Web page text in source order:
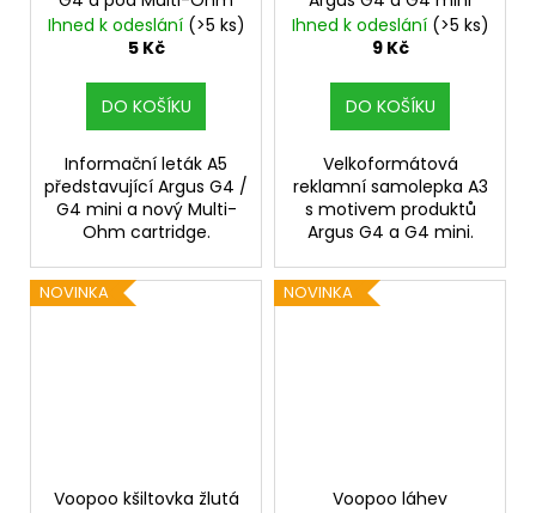
Ihned k odeslání (>5 ks)
5 Kč
DO KOŠÍKU
Informační leták A5
představující Argus G4 /
G4 mini a nový Multi-
Ohm cartridge.
Ihned k odeslání (>5 ks)
9 Kč
DO KOŠÍKU
Velkoformátová
reklamní samolepka A3
s motivem produktů
Argus G4 a G4 mini.
NOVINKA
Voopoo kšiltovka žlutá
NOVINKA
Voopoo láhev
43